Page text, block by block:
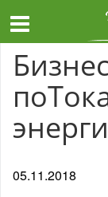
05.11.2018